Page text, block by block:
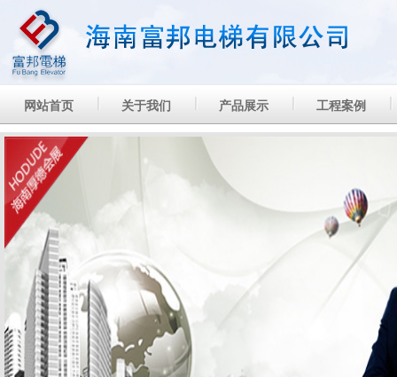
网站首页 关于我们 产品展示 工程案例